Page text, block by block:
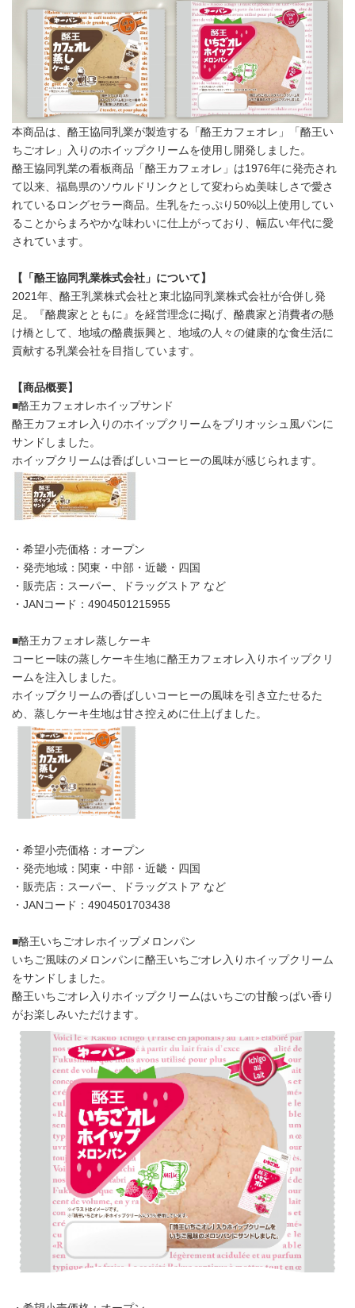
本商品は、酪王協同乳業が製造する「酪王カフェオレ」「酪王い
ちごオレ」入りのホイップクリームを使用し開発しました。
酪王協同乳業の看板商品「酪王カフェオレ」は1976年に発売され
て以来、福島県のソウルドリンクとして変わらぬ美味しさで愛さ
れているロングセラー商品。生乳をたっぷり50%以上使用してい
ることからまろやかな味わいに仕上がっており、幅広い年代に愛
されています。
【「酪王協同乳業株式会社 」について】
2021年、酪王乳業株式会社と東北協同乳業株式会社が合併し発
足。『酪農家とともに』を経営理念に掲げ、酪農家と消費者の懸
け橋として、地域の酪農振興と、地域の人々の健康的な食生活に
貢献する乳業会社を目指しています。
【商品概要】
■酪王カフェオレホイップサンド
酪王カフェオレ入りのホイップクリームをブリオッシュ風パンに
サンドしました。
ホイップクリームは香ばしいコーヒーの風味が感じられます。
・希望小売価格：オープン
・発売地域：関東・中部・近畿・四国
・販売店：スーパー、ドラッグストア など
・JANコード：4904501215955
■酪王カフェオレ蒸しケーキ
コーヒー味の蒸しケーキ生地に酪王カフェオレ入りホイップクリ
ームを注入しました。
ホイップクリームの香ばしいコーヒーの風味を引き立たせるた
め、蒸しケーキ生地は甘さ控えめに仕上げました。
・希望小売価格：オープン
・発売地域：関東・中部・近畿・四国
・販売店：スーパー、ドラッグストア など
・JANコード：4904501703438
■酪王いちごオレホイップメロンパン
いちご風味のメロンパンに酪王いちごオレ入りホイップクリーム
をサンドしました。
酪王いちごオレ入りホイップクリームはいちごの甘酸っぱい香り
がお楽しみいただけます。